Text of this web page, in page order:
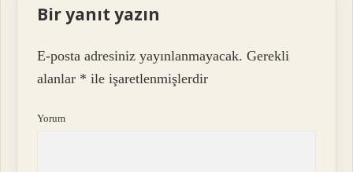
Bir yanıt yazın
E-posta adresiniz yayınlanmayacak. Gerekli
alanlar * ile işaretlenmişlerdir
Yorum